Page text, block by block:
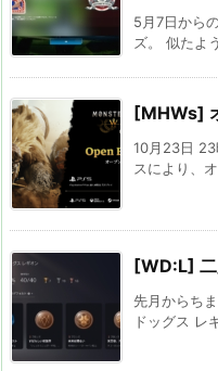
5月7日から
ズ。 似たよ
[MHWs]
10月23日 23
スにより、
[WD:L]
先月からち
ドッグス レ